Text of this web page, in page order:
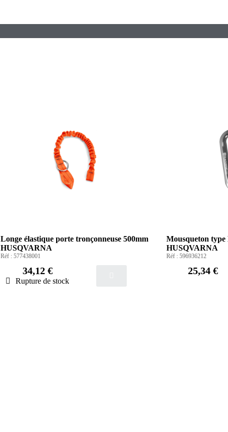
Longe élastique porte tronçonneuse 500mm
HUSQVARNA
Réf : 577438001
34,12 €
Rupture de stock
Mousqueton
HUSQVARNA
Réf : 596936212
25,34 €